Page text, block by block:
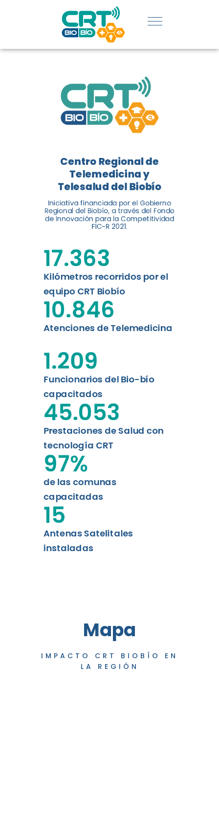
REGIÓN:
CONOCE
LOGROS
DE CRT
BIOBÍO
El Centro Regional de
Telemedicina y Telesalud del
Biobío presenta el balance de
tres años acercando la salud
digital a los habitantes...
Leer más
Centro Regional de
Telemedicina y
Telesalud del Biobío
Iniciativa financiada por el Gobierno
Regional del Biobío, a través del Fondo
de Innovación para la Competitividad
FIC-R 2021.
Kilómetros recorridos por el
equipo CRT Biobío
17.363
Atenciones de Telemedicina
10.846
Funcionarios del Bio-bío
capacitados
1.209
Prestaciones de Salud con
tecnología CRT
45.053
de las comunas
capacitadas
97%
Antenas Satelitales
instaladas
15
Mapa
IMPACTO CRT BIOBÍO EN
LA REGIÓN